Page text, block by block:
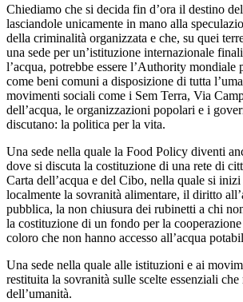
Chiediamo che si decida fin d’ora il destino
lasciandole unicamente in mano alla
della criminalità organizzata e che, su quei
una sede per un’istituzione internazionale
l’acqua, potrebbe essere l’Authority mondiale
come beni comuni a disposizione di tutta
movimenti sociali come i Sem Terra, Via
dell’acqua, le organizzazioni popolari e i
discutano: la politica per la vita.
Una sede nella quale la Food Policy diventi
dove si discuta la costituzione di una rete di
Carta dell’acqua e del Cibo, nella quale si
localmente la sovranità alimentare, il diritto
pubblica, la non chiusura dei rubinetti a chi
la costituzione di un fondo per la
coloro che non hanno accesso all’acqua
Una sede nella quale alle istituzioni e ai
restituita la sovranità sulle scelte essenziali
dell’umanità.